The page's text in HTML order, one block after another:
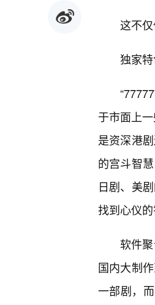
这不
独家
于市面上
是资深港
的宫斗智
日剧、美
找到心仪的
软件
国内大制
一部剧，